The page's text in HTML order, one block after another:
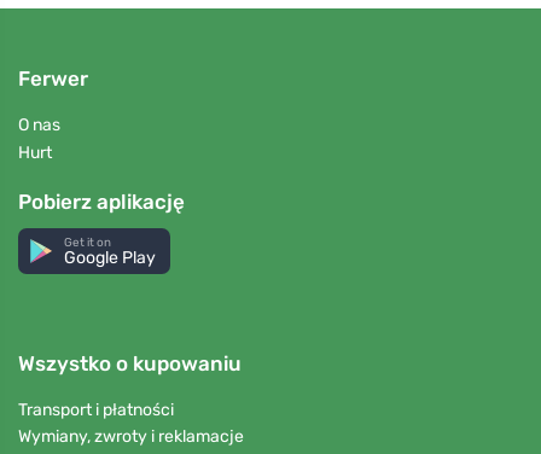
Ferwer
O nas
Hurt
Pobierz aplikację
Get it on
Google Play
Wszystko o kupowaniu
Transport i płatności
Wymiany, zwroty i reklamacje